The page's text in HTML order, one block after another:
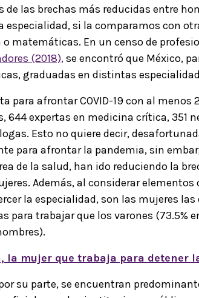
de las brechas más reducidas entre
especialidad, si la comparamos con
matemáticas. En un censo de
(2018),se encontró que México,
graduadas en distintas
para afrontar COVID-19 con al menos
644 expertas en medicina crítica, 351
Esto no quiere decir,
para afrontar la pandemia, sin
de la salud, han ido reduciendo la
Además, al considerar elementos
la especialidad, son las mujeres las
para trabajar que los varones (73.5%
la mujer que trabaja para detener
su parte, se encuentran